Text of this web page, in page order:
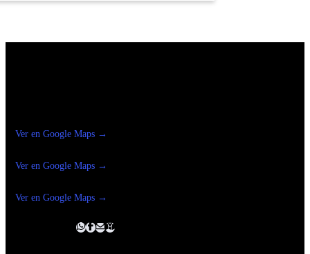
Ver en Google Maps →
Ver en Google Maps →
Ver en Google Maps →